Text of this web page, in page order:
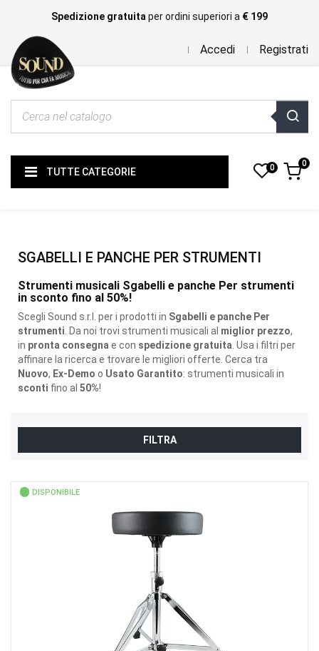
Spedizione gratuita per ordini superiori a € 199
Accedi Registrati
TUTTE CATEGORIE 0 0
SGABELLI E PANCHE PER STRUMENTI
Strumenti musicali Sgabelli e panche Per strumenti
in sconto fino al 50%!
Scegli Sound s.r.l. per i prodotti in Sgabelli e panche Per
strumenti . Da noi trovi strumenti musicali al miglior prezzo,
in pronta consegna e con spedizione gratuita . Usa i filtri per
affinare la ricerca e trovare le migliori offerte. Cerca tra
Nuovo, Ex-Demo o Usato Garantito: strumenti musicali in
sconti fino al 50%!
FILTRA
DISPONIBILE